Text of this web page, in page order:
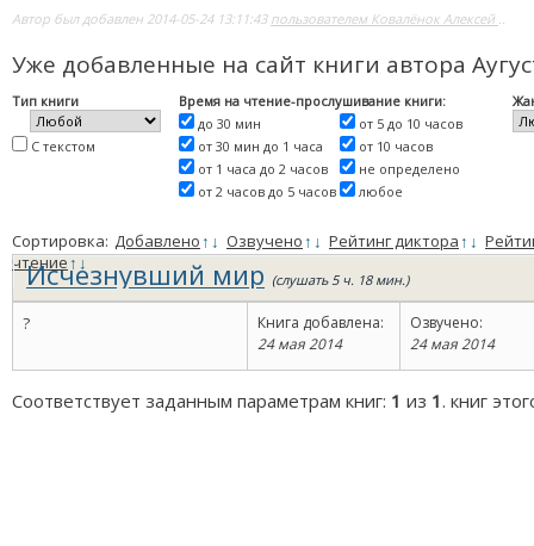
Автор был добавлен 2014-05-24 13:11:43 пользователем Ковалёнок Алексей ..
Уже добавленные на сайт книги автора
Тип книги
С текстом
Время на чтение-прослушивание книги:
до 30 мин
от 30 мин до 1 часа
от 1 часа до 2 часов
от 2 часов до 5 часов
от 5 до 10 часов
от 10 часов
не определено
любое
Сортировка: Добавлено↑ ↓ Озвучено↑ ↓ Рейтинг диктора↑ ↓
чтение↑↓
Исчезнувший мир (слушать 5 ч. 18 мин.)
?
Книга добавлена:
24 мая 2014
Озвучено:
24 мая 2014
Соответствует заданным параметрам книг: 1 из 1. книг